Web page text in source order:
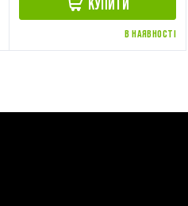
КУПИТИ
В НАЯВНОСТІ